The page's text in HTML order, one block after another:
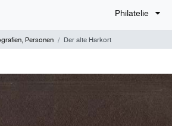
Philatelie
Personen Der alte Harkort